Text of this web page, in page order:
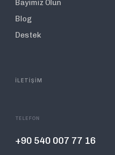
Bayimiz Olun
Blog
Destek
İLETİŞİM
TELEFON
+90 540 007 77 16